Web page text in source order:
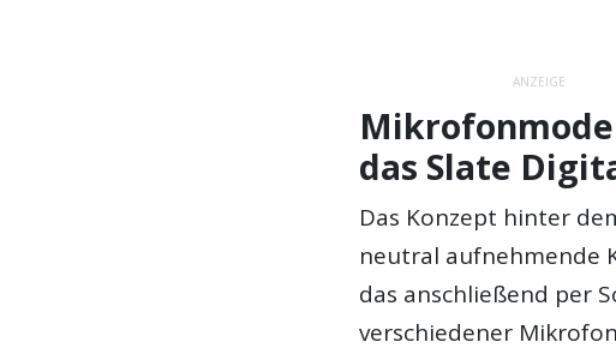
ANZEIGE
das Slate
Das Konzept hinter
neutral aufnehmende
das anschließend per
verschiedener